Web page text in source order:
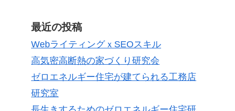
最近の投稿
WebライティングｘSEOスキル
高気密高断熱の家づくり研究会
ゼロエネルギー住宅が建てられる工務店
研究室